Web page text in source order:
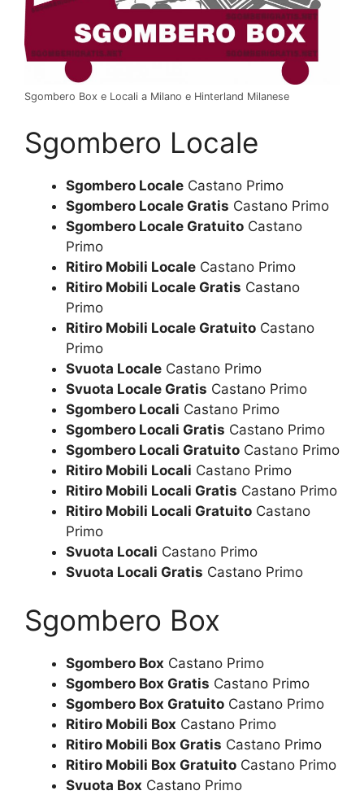
Sgombero Box e Locali a Milano e Hinterland Milanese
Sgombero Locale
Sgombero Locale Castano Primo
Sgombero Locale Gratis Castano Primo
Sgombero Locale Gratuito Castano
Primo
Ritiro Mobili Locale Castano Primo
Ritiro Mobili Locale Gratis Castano
Primo
Ritiro Mobili Locale Gratuito Castano
Primo
Svuota Locale Castano Primo
Svuota Locale Gratis Castano Primo
Sgombero Locali Castano Primo
Sgombero Locali Gratis Castano Primo
Sgombero Locali Gratuito Castano Primo
Ritiro Mobili Locali Castano Primo
Ritiro Mobili Locali Gratis Castano Primo
Ritiro Mobili Locali Gratuito Castano
Primo
Svuota Locali Castano Primo
Svuota Locali Gratis Castano Primo
Sgombero Box
Sgombero Box Castano Primo
Sgombero Box Gratis Castano Primo
Sgombero Box Gratuito Castano Primo
Ritiro Mobili Box Castano Primo
Ritiro Mobili Box Gratis Castano Primo
Ritiro Mobili Box Gratuito Castano Primo
Svuota Box Castano Primo